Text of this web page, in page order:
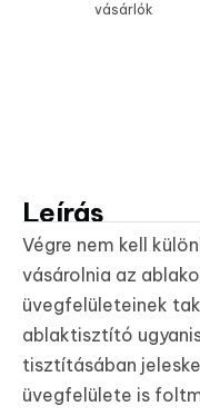
vásárlók
Leírás
Végre nem kell
vásárolnia az
üvegfelületeinek
ablaktisztító
tisztításában
üvegfelülete is